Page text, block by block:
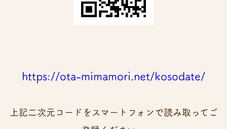
https://ota-mimamori.net/kosodate/
上記二次元コードをスマートフォンで読み取ってご